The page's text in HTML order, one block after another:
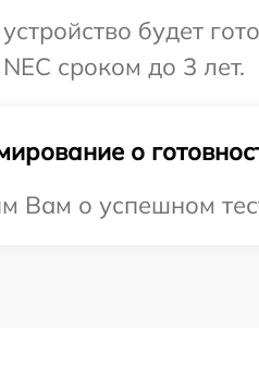
будет
сроком до 3 лет.
о
о успешном